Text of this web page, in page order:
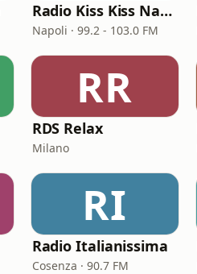
Radio Kiss Kiss Napoli
Napoli · 99.2 - 103.0 FM
RR
RDS Relax
Milano
RI
Radio Italianissima
Cosenza · 90.7 FM